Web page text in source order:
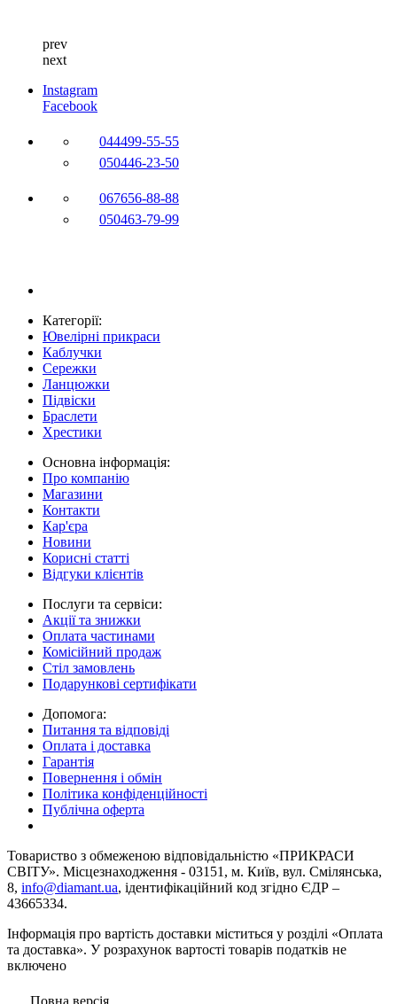
prev
next
Instagram
Facebook
044499-55-55
050446-23-50
067656-88-88
050463-79-99
Категорії:
Ювелірні прикраси
Каблучки
Сережки
Ланцюжки
Підвіски
Браслети
Хрестики
Основна інформація:
Про компанію
Магазини
Контакти
Кар'єра
Новини
Корисні статті
Відгуки клієнтів
Послуги та сервіси:
Акції та знижки
Оплата частинами
Комісійний продаж
Стіл замовлень
Подарункові сертифікати
Допомога:
Питання та відповіді
Оплата і доставка
Гарантія
Повернення і обмін
Політика конфіденційності
Публічна оферта
Товариство з обмеженою вiдповiдальнiстю «ПРИКРАСИ
СВІТУ». Місцезнаходження - 03151, м. Київ, вул. Смілянська,
8, info@diamant.ua, ідентифікаційний код згідно ЄДР –
43665334.
Інформація про вартість доставки міститься у розділі «Оплата
та доставка». У розрахунок вартості товарів податків не
включено